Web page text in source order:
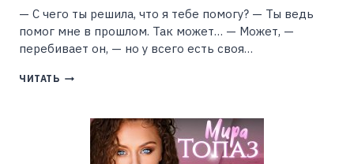
— С чего ты решила, что я тебе помогу? — Ты ведь
помог мне в прошлом. Так может… — Может, —
перебивает он, — но у всего есть своя…
ЧИТАТЬ ОДЕРЖИМОСТЬ